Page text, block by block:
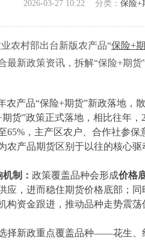
2026-03-27 10:22 分类： 保险+
农村部出台新版农产品“保险+
最新政策资讯，拆解“保险+期
货”政策正式落地，相比往年
65%，主产区农户、合作社参
农产品期货区别于以往的核心
制： 政策覆盖品种会形成价格
应，进而稳住期货价格底部；
构资金跟进，推动品种走势震荡
择新政重点覆盖品种——花生、